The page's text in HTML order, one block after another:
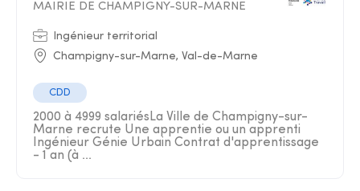
MAIRIE DE CHAMPIGNY-SUR-MARNE
Ingénieur territorial
Champigny-sur-Marne, Val-de-Marne
CDD
2000 à 4999 salariésLa Ville de Champigny-sur-
Marne recrute Une apprentie ou un apprenti
Ingénieur Génie Urbain Contrat d'apprentissage
- 1 an (à ...